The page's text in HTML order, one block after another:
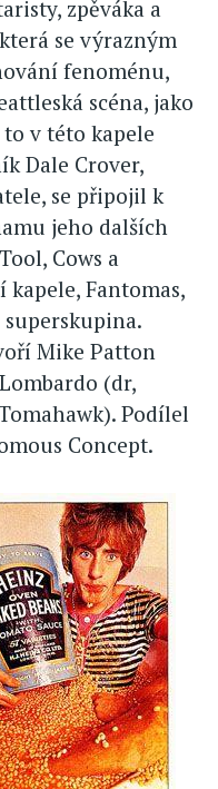
zpěváka a
se výrazným
fenoménu,
scéna, jako
to v této kapele
Dale Crover,
se připojil k
jeho dalších
Cows a
Fantomas,
Mike Patton
(dr,
Podílel
Concept.